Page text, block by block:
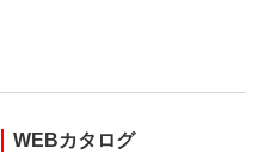
WEBカタログ